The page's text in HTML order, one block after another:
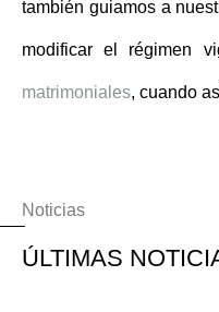
también guiamos a
modificar el régimen
matrimoniales, cuando
Noticias
ÚLTIMAS